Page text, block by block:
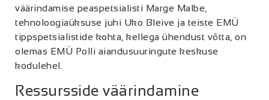
väärindamise peaspetsialisti Marge Malbe,
tehnoloogiaüksuse juhi Uko Bleive ja teiste EMÜ
tippspetsialistide kohta, kellega ühendust võtta, on
olemas EMÜ Polli aiandusuuringute keskuse
kodulehel.
Ressursside väärindamine